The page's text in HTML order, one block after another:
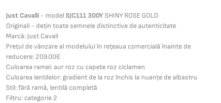
Just Cavalli - modelSJC111 300Y SHINY ROSE GOLD
Originali - dețin toate semnele distinctive de autenticitate
Marcă: Just Cavali
Prețul de vânzare al modelului în rețeaua comercială înainte de
reducere: 209.00Є
Culoarea ramei: aur roz cu capete roz ciclamen
Culoarea lentilelor: gradient de la roz închis la nuanțe de albastru
Stil: fără ramă, lentilă completă
Filtru: categorie 2